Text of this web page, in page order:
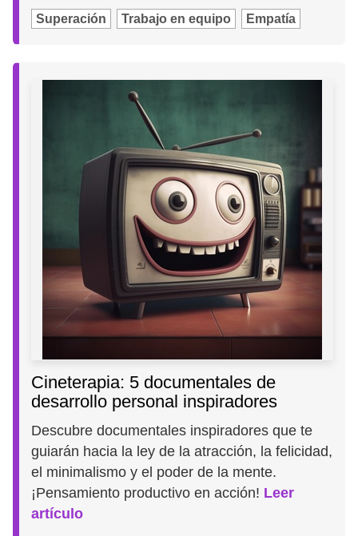
Superación Trabajo en equipo Empatía
Cineterapia: 5 documentales de
desarrollo personal inspiradores
Descubre documentales inspiradores que te
guiarán hacia la ley de la atracción, la felicidad,
el minimalismo y el poder de la mente.
¡Pensamiento productivo en acción! Leer
artículo